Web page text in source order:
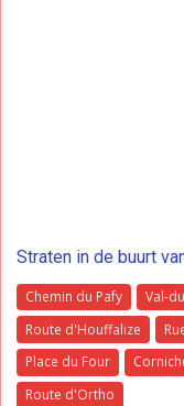
Straten in de buurt
Chemin du Pafy Val-
Route d'Houffalize
Place du Four
Route d'Ortho